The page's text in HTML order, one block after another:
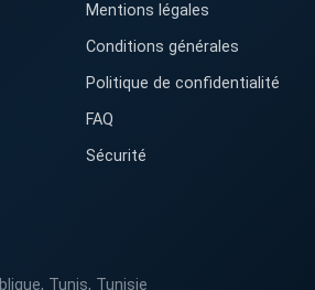
Mentions légales
Conditions générales
Politique de confidentialité
FAQ
Sécurité
Tunis, Tunisie